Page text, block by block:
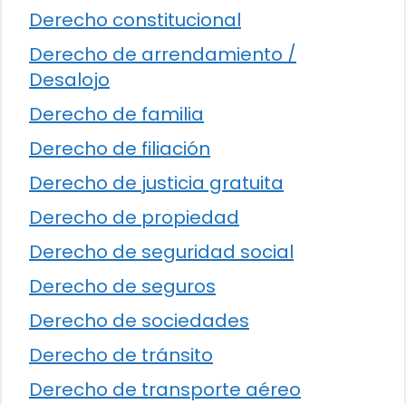
Derecho constitucional
Derecho de arrendamiento /
Desalojo
Derecho de familia
Derecho de filiación
Derecho de justicia gratuita
Derecho de propiedad
Derecho de seguridad social
Derecho de seguros
Derecho de sociedades
Derecho de tránsito
Derecho de transporte aéreo